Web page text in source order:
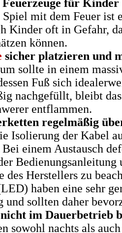
für Kinder
Spiel mit dem Feuer ist
Kinder oft in Gefahr,
können.
sicher platzieren und
sollte in einem
Fuß sich
nachgefüllt, bleibt
entflammen.
regelmäßig
Isolierung der Kabel
Bei einem Austausch
Bedienungsanleitung
des Herstellers zu
haben eine sehr
sollten daher
im Dauerbetrieb
sowohl nachts als